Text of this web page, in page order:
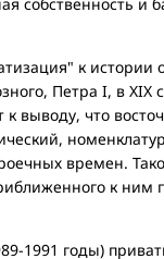
к истории
Петра I, в XIX
выводу, что
времен.
к ним
1991 годы)